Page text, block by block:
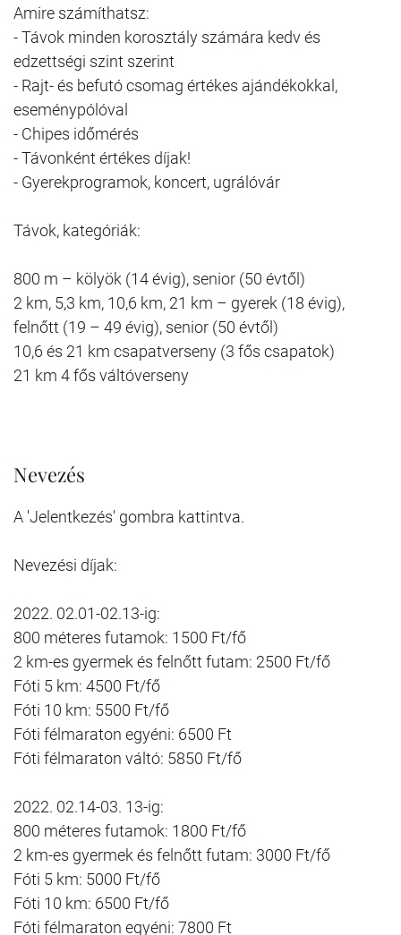
Amire számíthatsz:
- Távok minden korosztály számára kedv és
edzettségi szint szerint
- Rajt- és befutó csomag értékes ajándékokkal,
eseménypólóval
- Chipes időmérés
- Távonként értékes díjak!
- Gyerekprogramok, koncert, ugrálóvár
Távok, kategóriák:
800 m – kölyök (14 évig), senior (50 évtől)
2 km, 5,3 km, 10,6 km, 21 km – gyerek (18 évig),
felnőtt (19 – 49 évig), senior (50 évtől)
10,6 és 21 km csapatverseny (3 fős csapatok)
21 km 4 fős váltóverseny
Nevezés
A 'Jelentkezés' gombra kattintva.
Nevezési díjak:
2022. 02.01-02.13-ig:
800 méteres futamok: 1500 Ft/fő
2 km-es gyermek és felnőtt futam: 2500 Ft/fő
Fóti 5 km: 4500 Ft/fő
Fóti 10 km: 5500 Ft/fő
Fóti félmaraton egyéni: 6500 Ft
Fóti félmaraton váltó: 5850 Ft/fő
2022. 02.14-03. 13-ig:
800 méteres futamok: 1800 Ft/fő
2 km-es gyermek és felnőtt futam: 3000 Ft/fő
Fóti 5 km: 5000 Ft/fő
Fóti 10 km: 6500 Ft/fő
Fóti félmaraton egyéni: 7800 Ft